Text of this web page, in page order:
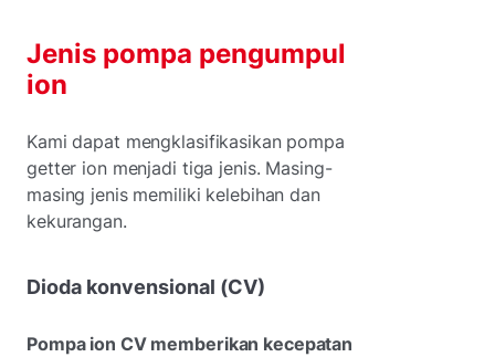
Jenis pompa pengumpul
ion
Kami dapat mengklasifikasikan pompa
getter ion menjadi tiga jenis. Masing-
masing jenis memiliki kelebihan dan
kekurangan.
Dioda konvensional (CV)
Pompa ion CV memberikan kecepatan